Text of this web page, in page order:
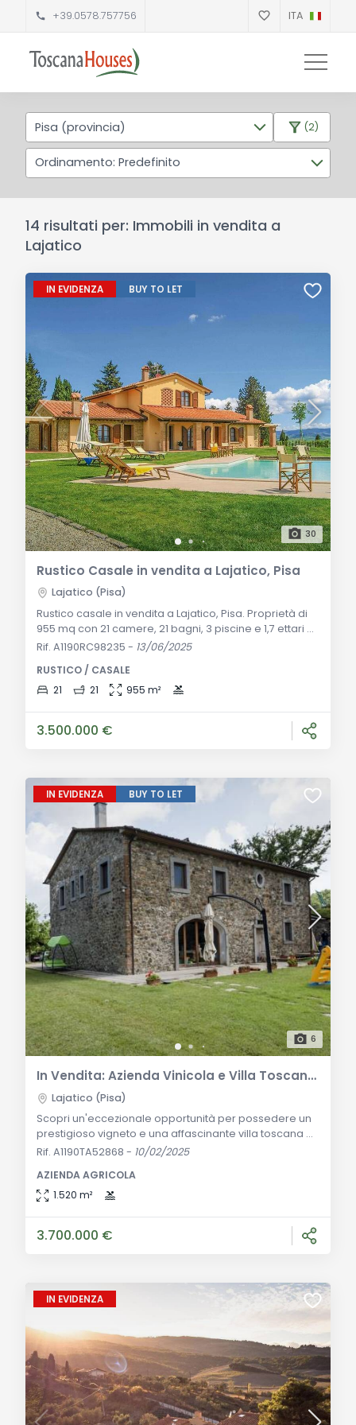
+39.0578.757756 ITA
Pisa (provincia) (2)
Ordinamento: Predefinito
14 risultati per: Immobili in vendita a
Lajatico
IN EVIDENZA BUY TO LET
30
Rustico Casale in vendita a Lajatico, Pisa
Lajatico (Pisa)
Rustico casale in vendita a Lajatico, Pisa. Proprietà di
955 mq con 21 camere, 21 bagni, 3 piscine e 1,7 ettari di
terreno. Ideale per attività ricettiva o residenza di
campagna toscana di Lajatico, questa straordinaria
proprietà offre una vista panoramica a 360 gradi sulle
Rif. A1190RC98235 - 13/06/2025
RUSTICO / CASALE
21
21 955 m²
3.500.000 €
IN EVIDENZA BUY TO LET
6
In Vendita: Azienda Vinicola e Villa Toscana con Vista Mozzafiato a Lajatico, Toscana
Lajatico (Pisa)
Scopri un'eccezionale opportunità per possedere un
prestigioso vigneto e una affascinante villa toscana a
Lajatico, un incantevole villaggio immerso nel cuore
internazionale grazie al rinomato tenore Andrea
Bocelli, che tiene ogni anno il suo concerto lirico
Rif. A1190TA52868 - 10/02/2025
AZIENDA AGRICOLA
1.520 m²
3.700.000 €
IN EVIDENZA